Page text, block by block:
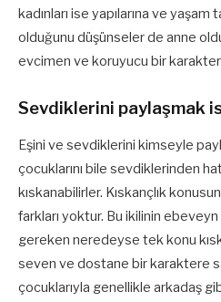
kadınları ise yapılarına ve yaşam
olduğunu düşünseler de anne
evcimen ve koruyucu bir
Sevdiklerini paylaşmak
Eşini ve sevdiklerini kimseyle
çocuklarını bile sevdiklerinden
kıskanabilirler. Kıskançlık
farkları yoktur. Bu ikilinin
gereken neredeyse tek konu
seven ve dostane bir karaktere
çocuklarıyla genellikle arkadaş